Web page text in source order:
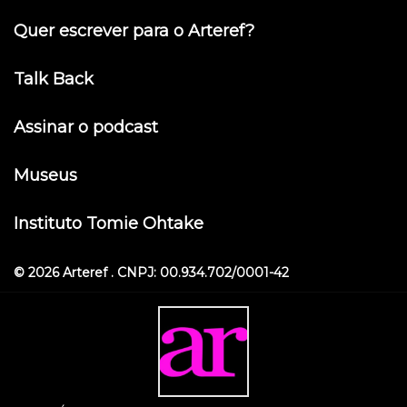
Quer escrever para o Arteref?
Talk Back
Assinar o podcast
Museus
Instituto Tomie Ohtake
© 2026 Arteref . CNPJ: 00.934.702/0001-42